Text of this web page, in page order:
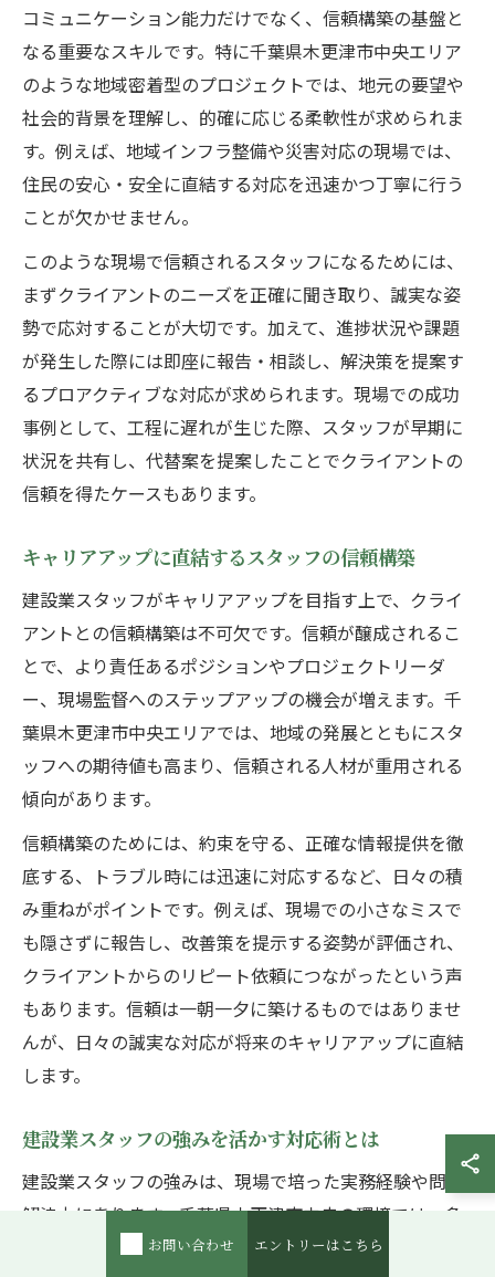
コミュニケーション能力だけでなく、信頼構築の基盤と
なる重要なスキルです。特に千葉県木更津市中央エリア
のような地域密着型のプロジェクトでは、地元の要望や
社会的背景を理解し、的確に応じる柔軟性が求められま
す。例えば、地域インフラ整備や災害対応の現場では、
住民の安心・安全に直結する対応を迅速かつ丁寧に行う
ことが欠かせません。
このような現場で信頼されるスタッフになるためには、
まずクライアントのニーズを正確に聞き取り、誠実な姿
勢で応対することが大切です。加えて、進捗状況や課題
が発生した際には即座に報告・相談し、解決策を提案す
るプロアクティブな対応が求められます。現場での成功
事例として、工程に遅れが生じた際、スタッフが早期に
状況を共有し、代替案を提案したことでクライアントの
信頼を得たケースもあります。
キャリアアップに直結するスタッフの信頼構築
建設業スタッフがキャリアアップを目指す上で、クライ
アントとの信頼構築は不可欠です。信頼が醸成されるこ
とで、より責任あるポジションやプロジェクトリーダ
ー、現場監督へのステップアップの機会が増えます。千
葉県木更津市中央エリアでは、地域の発展とともにスタ
ッフへの期待値も高まり、信頼される人材が重用される
傾向があります。
信頼構築のためには、約束を守る、正確な情報提供を徹
底する、トラブル時には迅速に対応するなど、日々の積
み重ねがポイントです。例えば、現場での小さなミスで
も隠さずに報告し、改善策を提示する姿勢が評価され、
クライアントからのリピート依頼につながったという声
もあります。信頼は一朝一夕に築けるものではありませ
んが、日々の誠実な対応が将来のキャリアアップに直結
します。
建設業スタッフの強みを活かす対応術とは
建設業スタッフの強みは、現場で培った実務経験や問題
解決力にあります。千葉県木更津市中央の環境では、多
様なプロジェクトを通じて現場対応力や技術力を高める
お問い合わせ エントリーはこちら